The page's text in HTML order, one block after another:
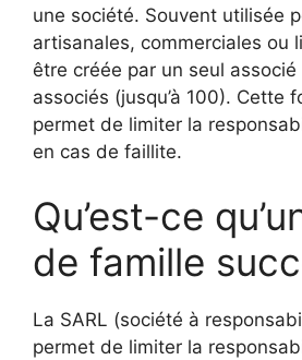
une société. Souvent utilisée
artisanales, commerciales ou
être créée par un seul
associés (jusqu’à 100). Cette
permet de limiter la
en cas de faillite.
Qu’est-ce
de famille
La SARL (société à
permet de limiter la